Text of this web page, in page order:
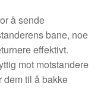
å sende
bane, noe
effektivt.
mot motstandere
dem til å bakke